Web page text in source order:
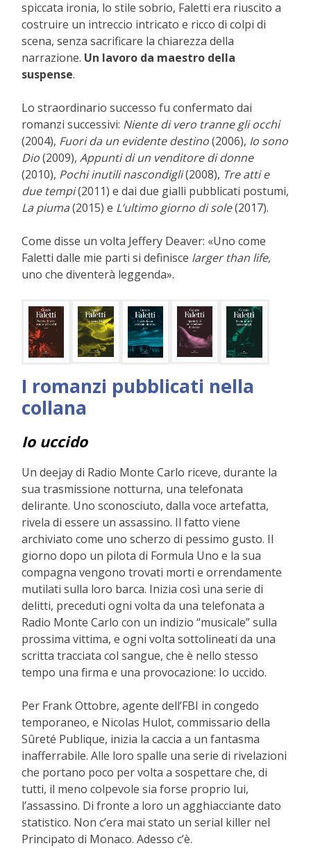
spiccata ironia, lo stile sobrio, Faletti era riuscito a
costruire un intreccio intricato e ricco di colpi di
scena, senza sacrificare la chiarezza della
narrazione. Un lavoro da maestro della
suspense.
Lo straordinario successo fu confermato dai
romanzi successivi: Niente di vero tranne gli occhi
(2004), Fuori da un evidente destino(2006), Io sono
Dio(2009), Appunti di un venditore di donne
(2010), Pochi inutili nascondigli(2008), Tre atti e
due tempi(2011) e dai due gialli pubblicati postumi,
La piuma(2015) e L’ultimo giorno di sole(2017).
Come disse un volta Jeffery Deaver: «Uno come
Faletti dalle mie parti si definisce larger than life,
uno che diventerà leggenda».
I romanzi pubblicati nella
collana
Io uccido
Un deejay di Radio Monte Carlo riceve, durante la
sua trasmissione notturna, una telefonata
delirante. Uno sconosciuto, dalla voce artefatta,
rivela di essere un assassino. Il fatto viene
archiviato come uno scherzo di pessimo gusto. Il
giorno dopo un pilota di Formula Uno e la sua
compagna vengono trovati morti e orrendamente
mutilati sulla loro barca. Inizia così una serie di
delitti, preceduti ogni volta da una telefonata a
Radio Monte Carlo con un indizio “musicale” sulla
prossima vittima, e ogni volta sottolineati da una
scritta tracciata col sangue, che è nello stesso
tempo una firma e una provocazione: Io uccido.
Per Frank Ottobre, agente dell’FBI in congedo
temporaneo, e Nicolas Hulot, commissario della
Sûreté Publique, inizia la caccia a un fantasma
inafferrabile. Alle loro spalle una serie di rivelazioni
che portano poco per volta a sospettare che, di
tutti, il meno colpevole sia forse proprio lui,
l’assassino. Di fronte a loro un agghiacciante dato
statistico. Non c’era mai stato un serial killer nel
Principato di Monaco. Adesso c’è.